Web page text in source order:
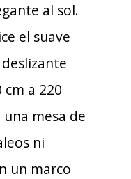
al sol.
el suave
a 220
mesa de
ni
un marco